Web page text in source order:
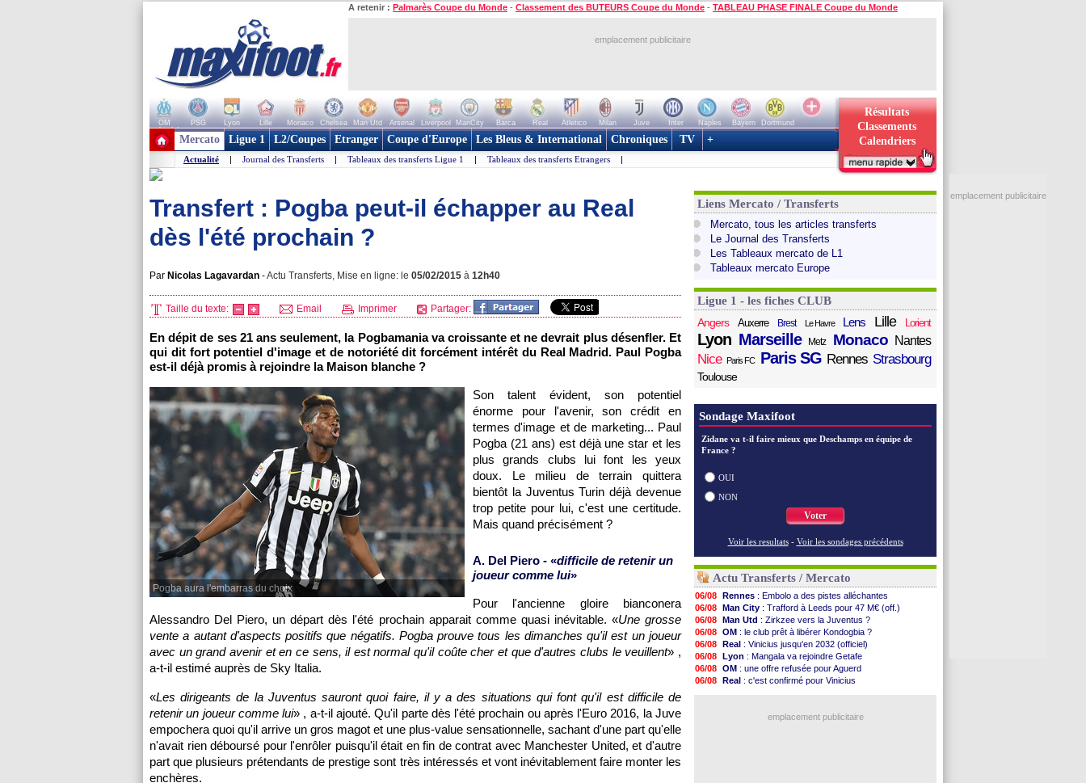
A retenir : Palmarès Coupe du Monde - Classement des BUTEURS Coupe du Monde - TABLEAU PHASE FINALE Coupe du Monde
emplacement publicitaire
OM PSG Lyon Lille Monaco Chelsea Man Utd Arsenal Liverpool ManCity Barca Real Atletico Milan Juve Inter Naples Bayern
Dortmund
+ de clubs
Résultats
Classements
Calendriers
Mercato Ligue 1 L2/Coupes Etranger Coupe d'Europe Les Bleus & International Chroniques TV +
Actualité | Journal des Transferts | Tableaux des transferts Ligue 1 | Tableaux des transferts Etrangers |
Transfert : Pogba peut-il échapper au Real
dès l'été prochain ?
Par Nicolas Lagavardan -Actu Transferts, Mise en ligne: le 05/02/2015 à 12h40
Taille du texte: Email Imprimer Partager:
En dépit de ses 21 ans seulement, la Pogbamania va croissante et ne devrait plus désenfler. Et
qui dit fort potentiel d'image et de notoriété dit forcément intérêt du Real Madrid. Paul Pogba
est-il déjà promis à rejoindre la Maison blanche ?
Pogba aura l'embarras du choix
Son talent évident, son potentiel
énorme pour l'avenir, son crédit en
termes d'image et de marketing... Paul
Pogba (21 ans) est déjà une star et les
plus grands clubs lui font les yeux
doux. Le milieu de terrain quittera
bientôt la Juventus Turin déjà devenue
trop petite pour lui, c'est une certitude.
Mais quand précisément ?
A. Del Piero - «difficile de retenir un
joueur comme lui»
Pour l'ancienne gloire bianconera
Alessandro Del Piero, un départ dès l'été prochain apparait comme quasi inévitable. «Une grosse
vente a autant d'aspects positifs que négatifs. Pogba prouve tous les dimanches qu'il est un joueur
avec un grand avenir et en ce sens, il est normal qu'il coûte cher et que d'autres clubs le veuillent» ,
a-t-il estimé auprès de Sky Italia.
«Les dirigeants de la Juventus sauront quoi faire, il y a des situations qui font qu'il est difficile de
retenir un joueur comme lui» , a-t-il ajouté. Qu'il parte dès l'été prochain ou après l'Euro 2016, la Juve
empochera quoi qu'il arrive un gros magot et une plus-value sensationnelle, sachant d'une part qu'elle
n'avait rien déboursé pour l'enrôler puisqu'il était en fin de contrat avec Manchester United, et d'autre
part que plusieurs prétendants de prestige sont très intéressés et vont inévitablement faire monter les
enchères.
Liens Mercato / Transferts
Mercato, tous les articles transferts
Le Journal des Transferts
Les Tableaux mercato de L1
Tableaux mercato Europe
Ligue 1 - les fiches CLUB
Angers
Auxerre Brest Le Havre Lens Lille Lorient
Lyon Marseille Metz Monaco Nantes
Nice Paris FC Paris SG Rennes Strasbourg
Toulouse
Sondage Maxifoot
Zidane va t-il faire mieux que Deschamps en équipe de
France ?
OUI
NON
Voter
Voir les resultats - Voir les sondages précédents
Actu Transferts / Mercato
06/08 Rennes : Embolo a des pistes alléchantes
06/08 Man City : Trafford à Leeds pour 47 M€ (off.)
06/08 Man Utd : Zirkzee vers la Juventus ?
06/08 OM : le club prêt à libérer Kondogbia ?
06/08 Real : Vinicius jusqu'en 2032 (officiel)
06/08 Lyon : Mangala va rejoindre Getafe
06/08 OM : une offre refusée pour Aguerd
06/08 Real : c'est confirmé pour Vinicius
: une offre pour Bulka
emplacement publicitaire
emplacement publicitaire